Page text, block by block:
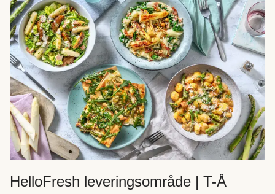
HelloFresh leveringsområde | T-Å